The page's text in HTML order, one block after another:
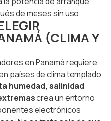
de meses sin uso.
(CLIMA Y
en Panamá requiere
países de clima templado
humedad, salinidad
crea un entorno
electrónicos